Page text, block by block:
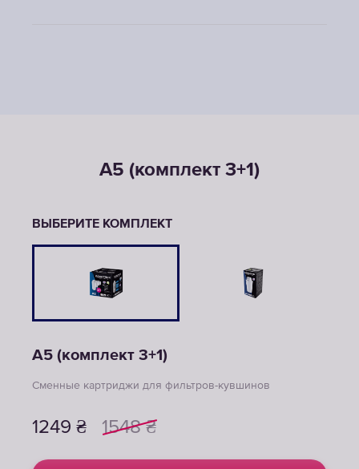
A5 (комплект 3+1)
ВЫБЕРИТЕ КОМПЛЕКТ
A5 (комплект 3+1)
Сменные картриджи для фильтров-кувшинов
1249 ₴ 1548 ₴